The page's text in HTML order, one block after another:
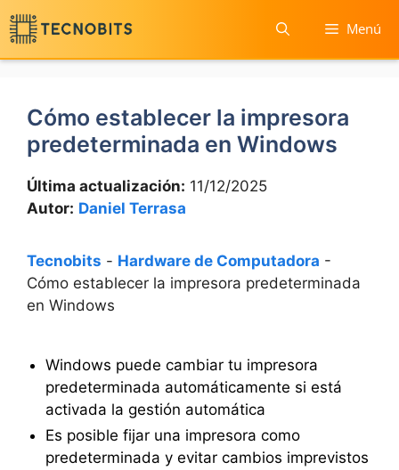
Saltar
al
contenido
Menú
Cómo establecer la impresora
predeterminada en Windows
Última actualización: 11/12/2025
Autor: Daniel Terrasa
Tecnobits - Hardware de Computadora -
Cómo establecer la impresora predeterminada
en Windows
Windows puede cambiar tu impresora
predeterminada automáticamente si está
activada la gestión automática
Es posible fijar una impresora como
predeterminada y evitar cambios imprevistos